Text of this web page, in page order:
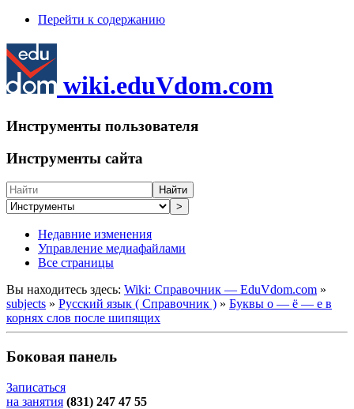
Перейти к содержанию
wiki.eduVdom.com
Инструменты пользователя
Инструменты сайта
Найти
>
Недавние изменения
Управление медиафайлами
Все страницы
Вы находитесь здесь: Wiki: Справочник — EduVdom.com »
subjects » Русский язык ( Справочник ) » Буквы о — ё — е в
корнях слов после шипящих
Боковая панель
Записаться
на занятия (831) 247 47 55